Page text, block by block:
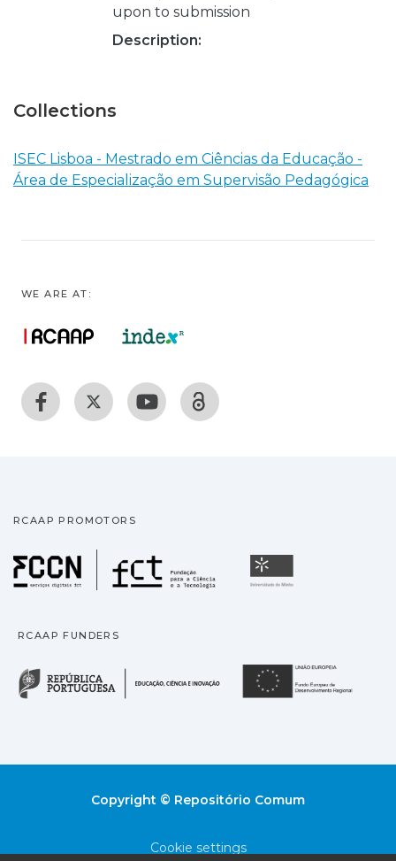
upon to submission
Description:
Collections
ISEC Lisboa - Mestrado em Ciências da Educação -
Área de Especialização em Supervisão Pedagógica
WE ARE AT:
RCAAP PROMOTORS
Fundação para a
RCAAP FUNDERS
República Portuguesa
Copyright © Repositório Comum
Cookie settings